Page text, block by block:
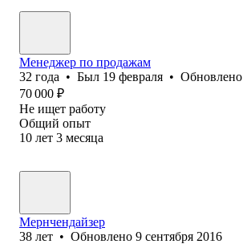
Менеджер по продажам
32 года • Был 19 февраля • Обновлено
70 000 ₽
Не ищет работу
Общий опыт
10 лет 3 месяца
Мернчендайзер
38 лет • Обновлено 9 сентября 2016